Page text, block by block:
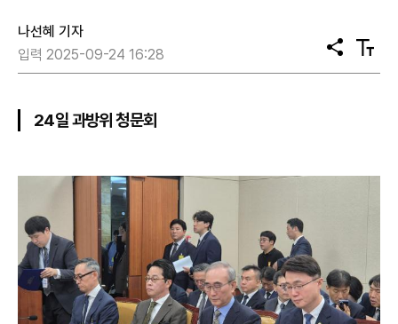
나선혜 기자
입력 2025-09-24 16:28
공
유
텍
스
24일 과방위 청문회